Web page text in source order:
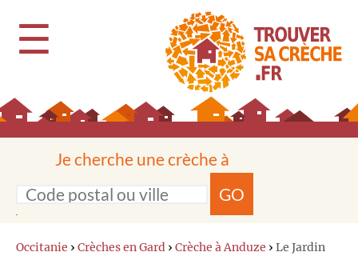
☰
Je cherche une crèche à
GO
Occitanie › Crèches en Gard › Crèche à Anduze › Le Jardin